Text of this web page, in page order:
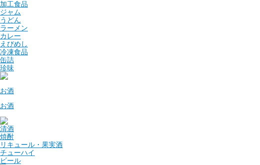
加工食品
ジャム
うどん
ラーメン
カレー
えびめし
冷凍食品
缶詰
珍味
お酒
お酒
清酒
焼酎
リキュール・果実酒
チューハイ
ビール